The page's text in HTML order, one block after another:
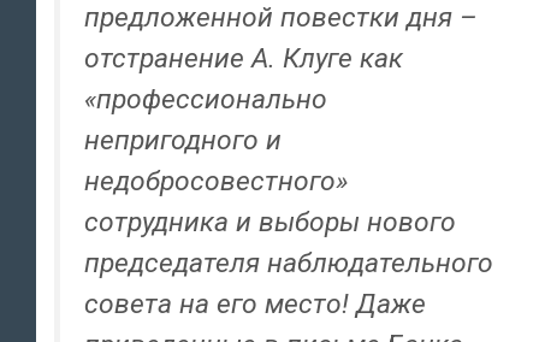
предложенной повестки дня –
отстранение А. Клуге как
«профессионально
непригодного и
недобросовестного»
сотрудника и выборы нового
председателя наблюдательного
совета на его место! Даже